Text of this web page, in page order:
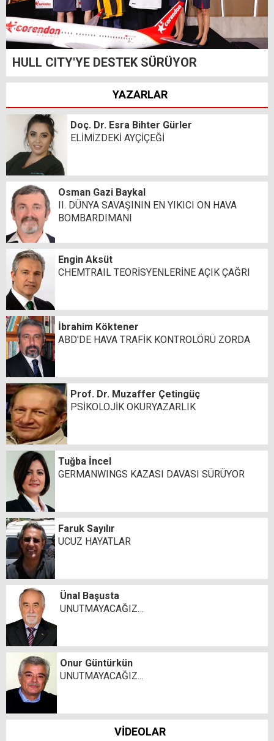
HULL CITY'YE DESTEK SÜRÜYOR
YAZARLAR
Doç. Dr. Esra Bihter Gürler
ELİMİZDEKİ AYÇİÇEĞİ
Osman Gazi Baykal
II. DÜNYA SAVAŞININ EN YIKICI ON HAVA
BOMBARDIMANI
Engin Aksüt
CHEMTRAIL TEORİSYENLERİNE AÇIK ÇAĞRI
İbrahim Köktener
ABD'DE HAVA TRAFİK KONTROLÖRÜ ZORDA
Prof. Dr. Muzaffer Çetingüç
PSİKOLOJİK OKURYAZARLIK
Tuğba İncel
GERMANWINGS KAZASI DAVASI SÜRÜYOR
Faruk Sayılır
UCUZ HAYATLAR
Ünal Başusta
UNUTMAYACAĞIZ…
Onur Güntürkün
UNUTMAYACAĞIZ...
VİDEOLAR